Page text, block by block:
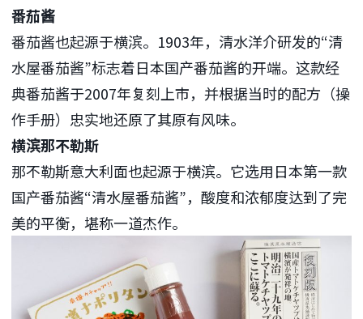
番茄酱
番茄酱也起源于横滨。1903年，清水洋介研发的“清
水屋番茄酱”标志着日本国产番茄酱的开端。这款经
典番茄酱于2007年复刻上市，并根据当时的配方（操
作手册）忠实地还原了其原有风味。
横滨那不勒斯
那不勒斯意大利面也起源于横滨。它选用日本第一款
国产番茄酱“清水屋番茄酱”，酸度和浓郁度达到了完
美的平衡，堪称一道杰作。